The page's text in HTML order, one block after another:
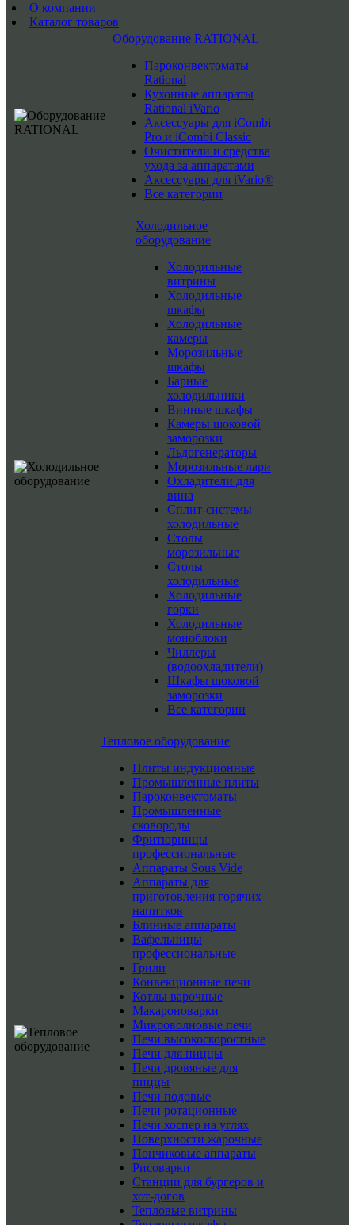
О компании
Каталог товаров
Оборудование RATIONAL
Пароконвектоматы
Rational
Кухонные аппараты
Rational iVario
Аксессуары для iCombi
Pro и iCombi Classic
Очистители и средства
ухода за аппаратами
Аксессуары для iVario®
Все категории
Холодильное
оборудование
Холодильные
витрины
Холодильные
шкафы
Холодильные
камеры
Морозильные
шкафы
Барные
холодильники
Винные шкафы
Камеры шоковой
заморозки
Льдогенераторы
Морозильные лари
Охладители для
вина
Сплит-системы
холодильные
Столы
морозильные
Столы
холодильные
Холодильные
горки
Холодильные
моноблоки
Чиллеры
(водоохладители)
Шкафы шоковой
заморозки
Все категории
Тепловое оборудование
Плиты индукционные
Промышленные плиты
Пароконвектоматы
Промышленные
сковороды
Фритюрницы
профессиональные
Аппараты Sous Vide
Аппараты для
приготовления горячих
напитков
Блинные аппараты
Вафельницы
профессиональные
Грили
Конвекционные печи
Котлы варочные
Макароноварки
Микроволновые печи
Печи высокоскоростные
Печи для пиццы
Печи дровяные для
пиццы
Печи подовые
Печи ротационные
Печи хоспер на углях
Поверхности жарочные
Пончиковые аппараты
Рисоварки
Станции для бургеров и
хот-догов
Тепловые витрины